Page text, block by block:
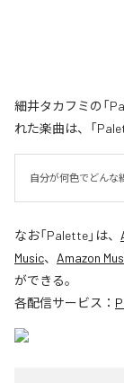
細井タカフミの「
れた楽曲は、「
自分が何色でどんな
なお「Palette」は、
Music、 Amazon
ができる。
各配信サービス：